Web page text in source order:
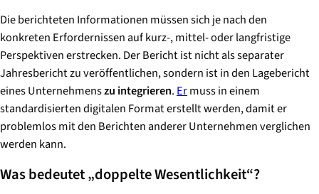
Die berichteten Informationen müssen sich je nach den
konkreten Erfordernissen auf kurz-, mittel- oder langfristige
Perspektiven erstrecken. Der Bericht ist nicht als separater
Jahresbericht zu veröffentlichen, sondern ist in den Lagebericht
eines Unternehmenszu integrieren. Ermuss in einem
standardisierten digitalen Format erstellt werden, damit er
problemlos mit den Berichten anderer Unternehmen verglichen
werden kann.
Was bedeutet „doppelte Wesentlichkeit“?